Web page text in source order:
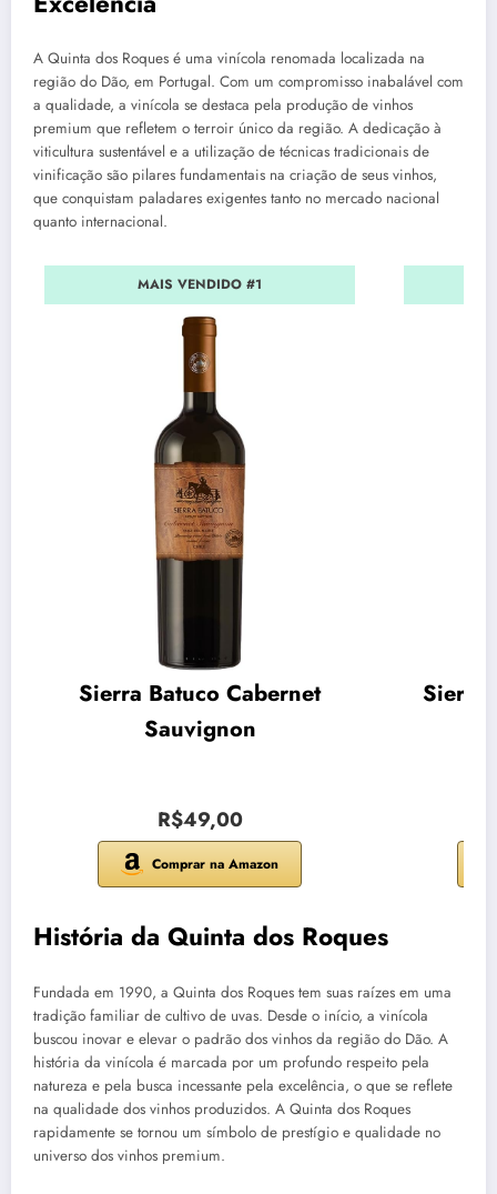
A Quinta dos Roques é uma vinícola renomada localizada na
região do Dão, em Portugal. Com um compromisso inabalável com
a qualidade, a vinícola se destaca pela produção de vinhos
premium que refletem o terroir único da região. A dedicação à
viticultura sustentável e a utilização de técnicas tradicionais de
vinificação são pilares fundamentais na criação de seus vinhos,
que conquistam paladares exigentes tanto no mercado nacional
quanto internacional.
MAIS VENDIDO #1
Sierra Batuco Cabernet
Sauvignon
R$49,00
Comprar na Amazon
Sierra
História da Quinta dos Roques
Fundada em 1990, a Quinta dos Roques tem suas raízes em uma
tradição familiar de cultivo de uvas. Desde o início, a vinícola
buscou inovar e elevar o padrão dos vinhos da região do Dão. A
história da vinícola é marcada por um profundo respeito pela
natureza e pela busca incessante pela excelência, o que se reflete
na qualidade dos vinhos produzidos. A Quinta dos Roques
rapidamente se tornou um símbolo de prestígio e qualidade no
universo dos vinhos premium.